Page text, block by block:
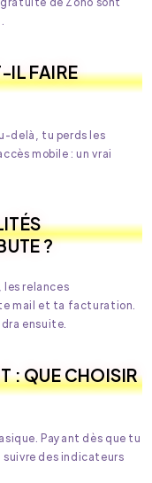
IL FAIRE
delà, tu perds les
mobile : un vrai
?
relances
mail et ta facturation.
ensuite.
: QUE CHOISIR
Payant dès que tu
des indicateurs